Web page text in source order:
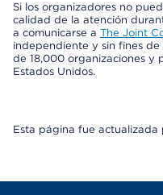
Si los organizadores no
calidad de la atención
a comunicarse a The Joint
independiente y sin fines
de 18,000 organizaciones y
Estados Unidos.
Esta página fue